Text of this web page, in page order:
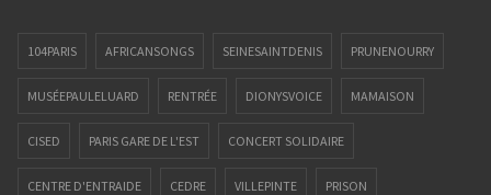
104PARIS AFRICANSONGS SEINESAINTDENIS PRUNENOURRY
MUSÉEPAULELUARD RENTRÉE DIONYSVOICE MAMAISON
CISED PARIS GARE DE L'EST CONCERT SOLIDAIRE
CENTRE D'ENTRAIDE CEDRE VILLEPINTE PRISON